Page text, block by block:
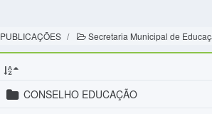
PUBLICAÇÕES Secretaria Municipal de
CONSELHO EDUCAÇÃO